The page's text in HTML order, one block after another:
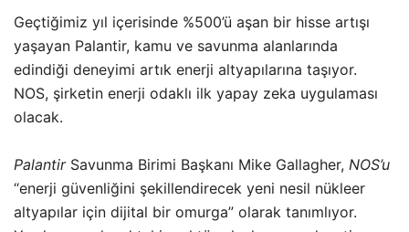
Geçtiğimiz yıl içerisinde %500’ü aşan bir hisse artışı
yaşayan Palantir, kamu ve savunma alanlarında
edindiği deneyimi artık enerji altyapılarına taşıyor.
NOS, şirketin enerji odaklı ilk yapay zeka uygulaması
olacak.
PalantirSavunma Birimi Başkanı Mike Gallagher, NOS’u
“enerji güvenliğini şekillendirecek yeni nesil nükleer
altyapılar için dijital bir omurga” olarak tanımlıyor.